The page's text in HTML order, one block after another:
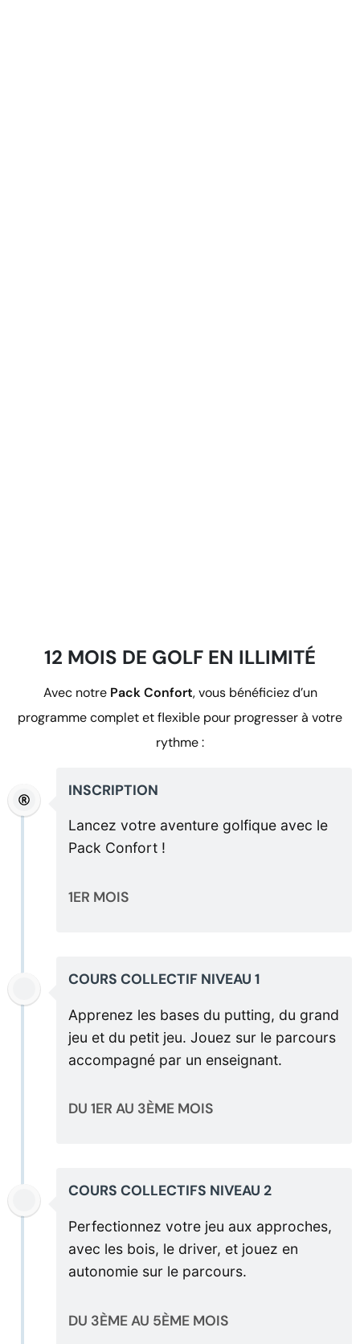
12 MOIS DE GOLF EN ILLIMITÉ
Avec notre Pack Confort, vous bénéficiez d’un
programme complet et flexible pour progresser à votre
rythme :
INSCRIPTION
Lancez votre aventure golfique avec le
Pack Confort !
1ER MOIS
COURS COLLECTIF NIVEAU 1
Apprenez les bases du putting, du grand
jeu et du petit jeu. Jouez sur le parcours
accompagné par un enseignant.
DU 1ER AU 3ÈME MOIS
COURS COLLECTIFS NIVEAU 2
Perfectionnez votre jeu aux approches,
avec les bois, le driver, et jouez en
autonomie sur le parcours.
DU 3ÈME AU 5ÈME MOIS